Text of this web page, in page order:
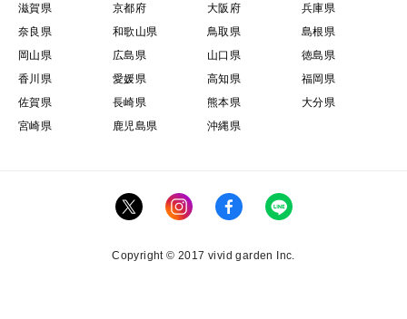
滋賀県
京都府 大阪府
兵庫県
奈良県
和歌山県 鳥取県
島根県
岡山県
広島県 山口県
徳島県
香川県
愛媛県 高知県
福岡県
佐賀県
長崎県 熊本県
大分県
宮崎県
鹿児島県 沖縄県
Copyright © 2017 vivid garden Inc.